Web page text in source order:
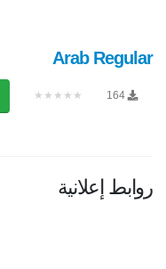
Arab Regular
164
★★★★★
روابط إعلانية